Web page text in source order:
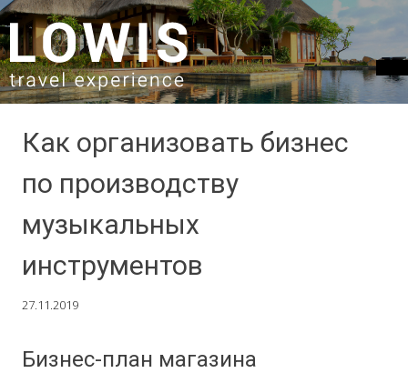
SKIP TO CONTENT
Как организовать бизнес
по производству
музыкальных
инструментов
27.11.2019
Бизнес-план магазина